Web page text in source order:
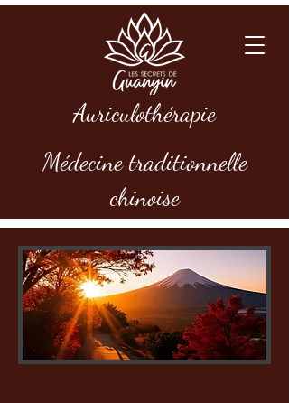
Auriculothérapie
Médecine traditionnelle
chinoise